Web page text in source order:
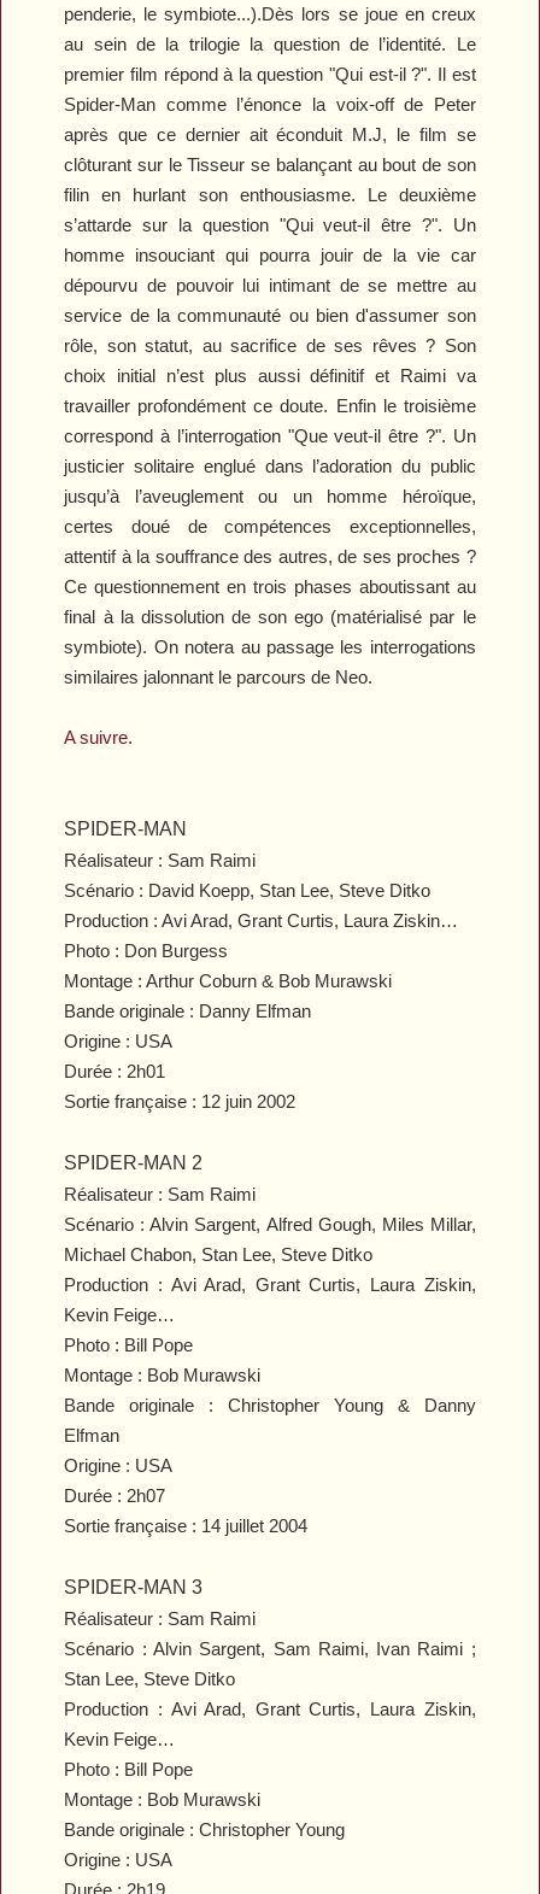
penderie, le symbiote...).Dès lors se joue en creux
au sein de la trilogie la question de l’identité. Le
premier film répond à la question "Qui est-il ?". Il est
Spider-Man comme l’énonce la voix-off de Peter
après que ce dernier ait éconduit M.J, le film se
clôturant sur le Tisseur se balançant au bout de son
filin en hurlant son enthousiasme. Le deuxième
s’attarde sur la question "Qui veut-il être ?". Un
homme insouciant qui pourra jouir de la vie car
dépourvu de pouvoir lui intimant de se mettre au
service de la communauté ou bien d'assumer son
rôle, son statut, au sacrifice de ses rêves ? Son
choix initial n’est plus aussi définitif et Raimi va
travailler profondément ce doute. Enfin le troisième
correspond à l’interrogation "Que veut-il être ?". Un
justicier solitaire englué dans l’adoration du public
jusqu’à l’aveuglement ou un homme héroïque,
certes doué de compétences exceptionnelles,
attentif à la souffrance des autres, de ses proches ?
Ce questionnement en trois phases aboutissant au
final à la dissolution de son ego (matérialisé par le
symbiote). On notera au passage les interrogations
similaires jalonnant le parcours de Neo.
A suivre.
SPIDER-MAN
Réalisateur : Sam Raimi
Scénario : David Koepp, Stan Lee, Steve Ditko
Production : Avi Arad, Grant Curtis, Laura Ziskin…
Photo : Don Burgess
Montage : Arthur Coburn & Bob Murawski
Bande originale : Danny Elfman
Origine : USA
Durée : 2h01
Sortie française : 12 juin 2002
SPIDER-MAN 2
Réalisateur : Sam Raimi
Scénario : Alvin Sargent, Alfred Gough, Miles Millar,
Michael Chabon, Stan Lee, Steve Ditko
Production : Avi Arad, Grant Curtis, Laura Ziskin,
Kevin Feige…
Photo : Bill Pope
Montage : Bob Murawski
Bande originale : Christopher Young & Danny
Elfman
Origine : USA
Durée : 2h07
Sortie française : 14 juillet 2004
SPIDER-MAN 3
Réalisateur : Sam Raimi
Scénario : Alvin Sargent, Sam Raimi, Ivan Raimi ;
Stan Lee, Steve Ditko
Production : Avi Arad, Grant Curtis, Laura Ziskin,
Kevin Feige…
Photo : Bill Pope
Montage : Bob Murawski
Bande originale : Christopher Young
Origine : USA
Durée : 2h19